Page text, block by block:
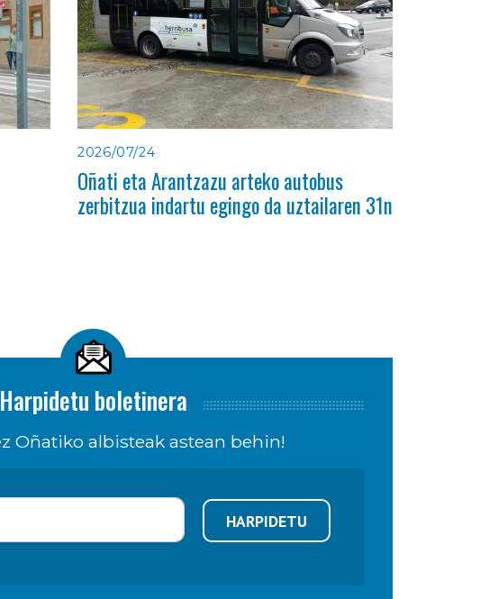
2026/07/24
Oñati eta Arantzazu arteko autobus
zerbitzua indartu egingo da uztailaren 31n
Harpidetu boletinera
Oñatiko albisteak astean behin!
HARPIDETU